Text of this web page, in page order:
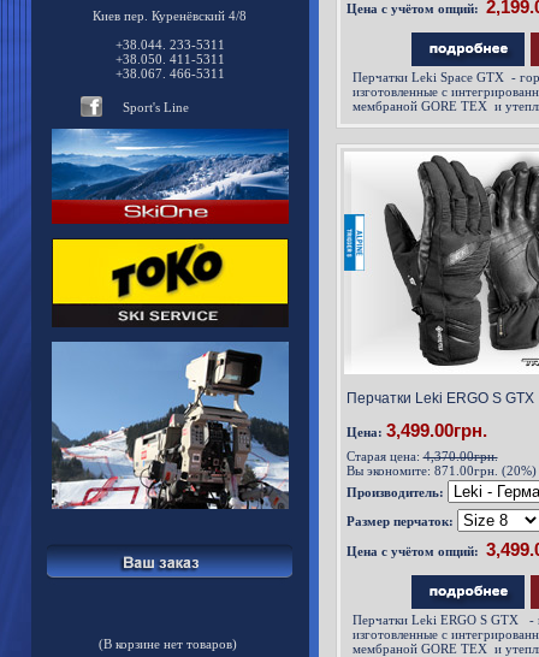
Киев пер. Куренёвский 4/8
+38.044. 233-5311
+38.050. 411-5311
+38.067. 466-5311
Sport's Line
(В корзине нет товаров)
Цена с учётом опций:
Перчатки Leki Space GTX -
изготовленные с
мембраной GORE TEX и
Перчатки Leki ERGO S GTX
Цена: 3,499.00грн.
Старая цена:4,370.00грн.
Вы экономите: 871.00грн. (20%)
Производитель:
Размер перчаток:
Цена с учётом опций:
Перчатки Leki ERGO S GTX
-
изготовленные с
мембраной GORE TEX и